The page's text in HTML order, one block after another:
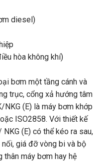
diesel)
hòa không khí)
bơm một tầng cánh và
trục, cổng xả hướng tâm
(E) là máy bơm khớp
ISO2858. Với thiết kế
(E) có thể kéo ra sau,
giá đỡ vòng bi và bộ
thân máy bơm hay hệ